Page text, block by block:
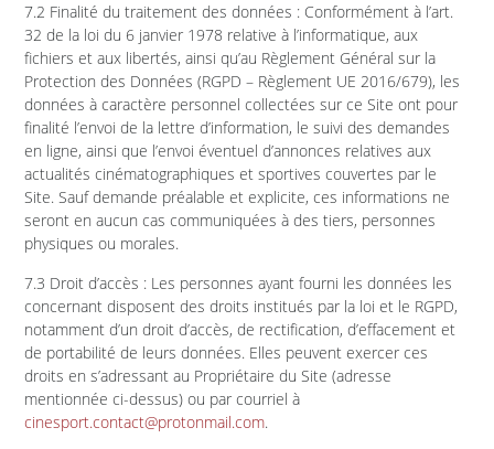
7.2 Finalité du traitement des données : Conformément à l’art.
32 de la loi du 6 janvier 1978 relative à l’informatique, aux
fichiers et aux libertés, ainsi qu’au Règlement Général sur la
Protection des Données (RGPD – Règlement UE 2016/679), les
données à caractère personnel collectées sur ce Site ont pour
finalité l’envoi de la lettre d’information, le suivi des demandes
en ligne, ainsi que l’envoi éventuel d’annonces relatives aux
actualités cinématographiques et sportives couvertes par le
Site. Sauf demande préalable et explicite, ces informations ne
seront en aucun cas communiquées à des tiers, personnes
physiques ou morales.
7.3 Droit d’accès : Les personnes ayant fourni les données les
concernant disposent des droits institués par la loi et le RGPD,
notamment d’un droit d’accès, de rectification, d’effacement et
de portabilité de leurs données. Elles peuvent exercer ces
droits en s’adressant au Propriétaire du Site (adresse
mentionnée ci-dessus) ou par courriel à
cinesport.contact@protonmail.com.